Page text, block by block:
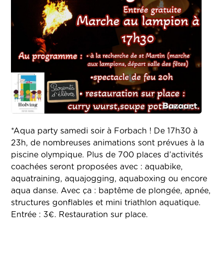
*Aqua party samedi soir à Forbach ! De 17h30 à
23h, de nombreuses animations sont prévues à la
piscine olympique. Plus de 700 places d’activités
coachées seront proposées avec : aquabike,
aquatraining, aquajogging, aquaboxing ou encore
aqua danse. Avec ça : baptême de plongée, apnée,
structures gonflables et mini triathlon aquatique.
Entrée : 3€. Restauration sur place.